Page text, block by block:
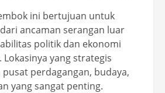
ini bertujuan untuk
ancaman serangan luar
politik dan ekonomi
yang strategis
pusat perdagangan, budaya,
yang sangat penting.